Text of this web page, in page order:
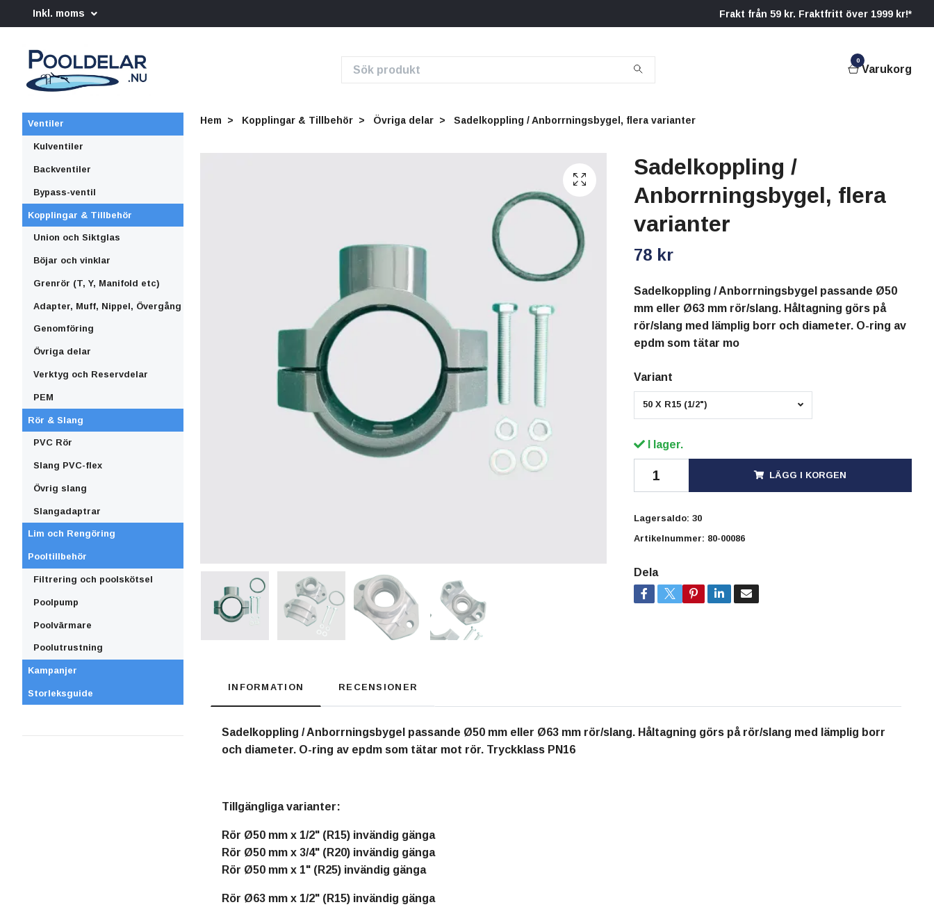
Inkl. moms Frakt från 59 kr. Fraktfritt över 1999 kr!*
0
Varukorg
Ventiler
Kulventiler
Backventiler
Bypass-ventil
Kopplingar & Tillbehör
Union och Siktglas
Böjar och vinklar
Grenrör (T, Y, Manifold etc)
Adapter, Muff, Nippel, Övergång
Genomföring
Övriga delar
Verktyg och Reservdelar
PEM
Rör & Slang
PVC Rör
Slang PVC-flex
Övrig slang
Slangadaptrar
Lim och Rengöring
Pooltillbehör
Filtrering och poolskötsel
Poolpump
Poolvärmare
Poolutrustning
Kampanjer
Storleksguide
Hem Kopplingar & Tillbehör Övriga delar Sadelkoppling / Anborrningsbygel, flera varianter
Sadelkoppling /
Anborrningsbygel, flera
varianter
78 kr
Sadelkoppling / Anborrningsbygel passande Ø50
mm eller Ø63 mm rör/slang. Håltagning görs på
rör/slang med lämplig borr och diameter. O-ring av
epdm som tätar mo
Variant
50 X R15 (1/2")
I lager.
LÄGG I KORGEN
Lagersaldo: 30
Artikelnummer: 80-00086
Dela
INFORMATION RECENSIONER
Sadelkoppling / Anborrningsbygel passande Ø50 mm eller Ø63 mm rör/slang. Håltagning görs på rör/slang med lämplig borr
och diameter. O-ring av epdm som tätar mot rör. Tryckklass PN16
Tillgängliga varianter:
Rör Ø50 mm x 1/2" (R15) invändig gänga
Rör Ø50 mm x 3/4" (R20) invändig gänga
Rör Ø50 mm x 1" (R25) invändig gänga
Rör Ø63 mm x 1/2" (R15) invändig gänga